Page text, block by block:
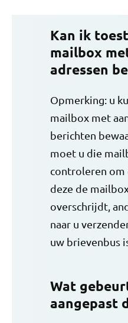
Kan ik
mailbox
adressen
Opmerking: u
mailbox met
berichten
moet u die
controleren om
deze de
overschrijdt,
naar u
uw brievenbus
Wat
aangepast